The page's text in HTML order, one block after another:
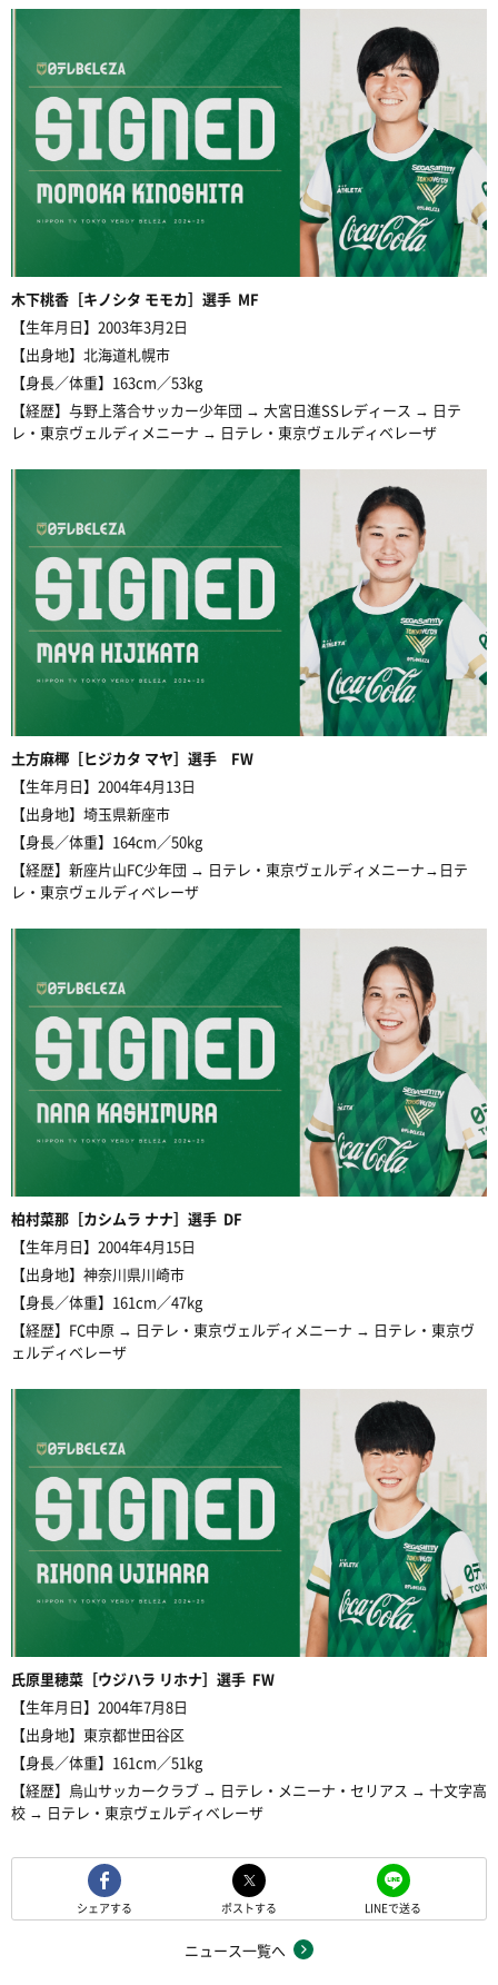
木下桃香［キノシタ モモカ］選手 MF
【生年月日】2003年3月2日
【出身地】北海道札幌市
【身長／体重】163cm／53kg
【経歴】与野上落合サッカー少年団 → 大宮日進SSレディース → 日テ
レ・東京ヴェルディメニーナ → 日テレ・東京ヴェルディベレーザ
土方麻椰［ヒジカタ マヤ］選手 FW
【生年月日】2004年4月13日
【出身地】埼玉県新座市
【身長／体重】164cm／50kg
【経歴】新座片山FC少年団 → 日テレ・東京ヴェルディメニーナ→日テ
レ・東京ヴェルディベレーザ
柏村菜那［カシムラ ナナ］選手 DF
【生年月日】2004年4月15日
【出身地】神奈川県川崎市
【身長／体重】161cm／47kg
【経歴】FC中原 → 日テレ・東京ヴェルディメニーナ → 日テレ・東京ヴ
ェルディベレーザ
氏原里穂菜［ウジハラ リホナ］選手 FW
【生年月日】2004年7月8日
【出身地】東京都世田谷区
【身長／体重】161cm／51kg
【経歴】烏山サッカークラブ → 日テレ・メニーナ・セリアス → 十文字高
校 → 日テレ・東京ヴェルディベレーザ
シェアする ポストする LINEで送る
ニュース一覧へ